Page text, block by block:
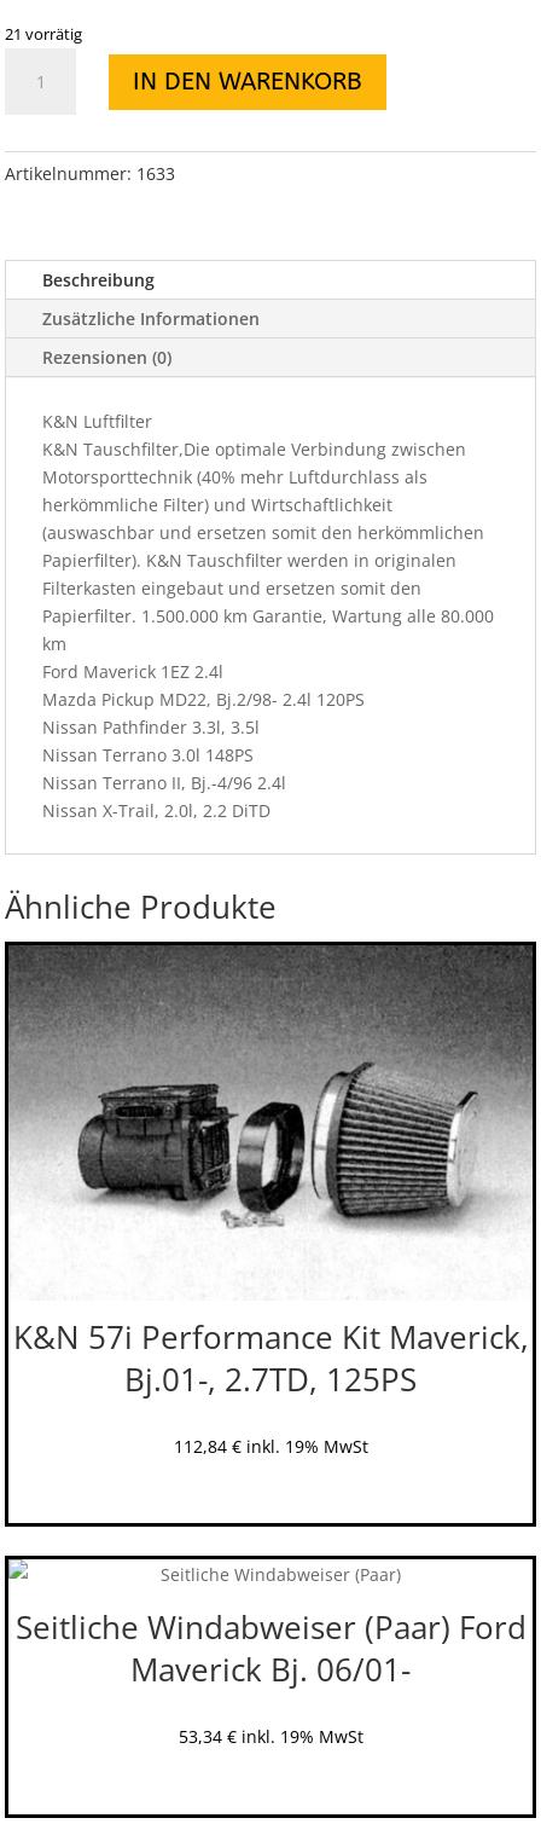
21 vorrätig
Luftfilter
1EZ
IN DEN WARENKORB
Artikelnummer: 1633
Beschreibung
Zusätzliche Informationen
Rezensionen (0)
K&N Luftfilter
K&N Tauschfilter,Die optimale Verbindung zwischen
Motorsporttechnik (40% mehr Luftdurchlass als
herkömmliche Filter) und Wirtschaftlichkeit
(auswaschbar und ersetzen somit den herkömmlichen
Papierfilter). K&N Tauschfilter werden in originalen
Filterkasten eingebaut und ersetzen somit den
Papierfilter. 1.500.000 km Garantie, Wartung alle 80.000
km
Ford Maverick 1EZ 2.4l
Mazda Pickup MD22, Bj.2/98- 2.4l 120PS
Nissan Pathfinder 3.3l, 3.5l
Nissan Terrano 3.0l 148PS
Nissan Terrano II, Bj.-4/96 2.4l
Nissan X-Trail, 2.0l, 2.2 DiTD
Ähnliche Produkte
K&N 57i Performance Kit Maverick,
Bj.01-, 2.7TD, 125PS
112,84 € inkl. 19% MwSt
Seitliche Windabweiser (Paar) Ford
Maverick Bj. 06/01-
53,34 € inkl. 19% MwSt